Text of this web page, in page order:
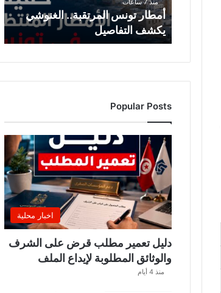
س
ا
ل
ت
ب
ة
.
ا
ل
غ
ن
و
ش
ي
ك
منذ 7 ساعات
أمطار تونس المرتقبة.. الغنوشي
يكشف التفاصيل
Popular Posts
اخبار محلية
دليل تعمير مطلب قرض على الشرف
والوثائق المطلوبة لإيداع الملف
منذ 4 أيام